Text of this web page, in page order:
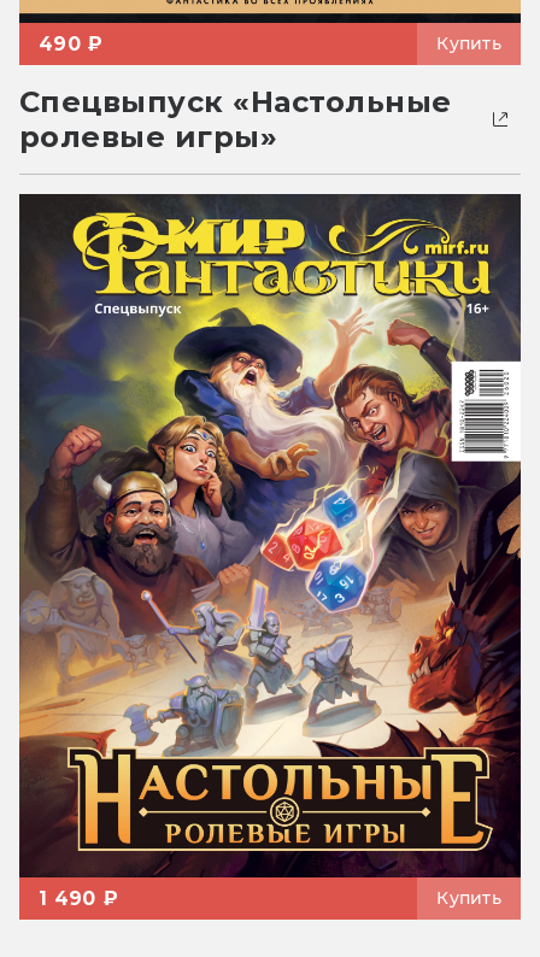
490 ₽ Купить
Спецвыпуск «Настольные
ролевые игры»
1 490 ₽ Купить